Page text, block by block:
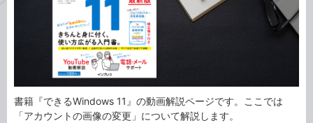
書籍『できるWindows 11』の動画解説ページです。ここでは
「アカウントの画像の変更」について解説します。